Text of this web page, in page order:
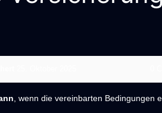
, wenn die vereinbarten Bedingungen